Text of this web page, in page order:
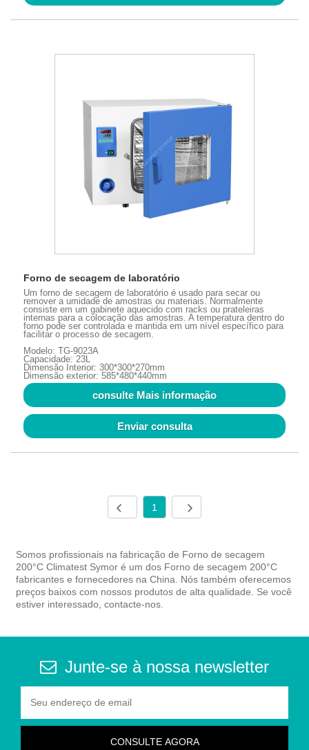
Forno de secagem de laboratório
Um forno de secagem de laboratório é usado para secar ou
remover a umidade de amostras ou materiais. Normalmente
consiste em um gabinete aquecido com racks ou prateleiras
internas para a colocação das amostras. A temperatura dentro do
forno pode ser controlada e mantida em um nível específico para
facilitar o processo de secagem.
Modelo: TG-9023A
Capacidade: 23L
Dimensão Interior: 300*300*270mm
Dimensão exterior: 585*480*440mm
consulte Mais informação
Enviar consulta
1
Somos profissionais na fabricação de Forno de secagem
200°C Climatest Symor é um dos Forno de secagem 200°C
fabricantes e fornecedores na China. Nós também oferecemos
preços baixos com nossos produtos de alta qualidade. Se você
estiver interessado, contacte-nos.
Junte-se à nossa newsletter